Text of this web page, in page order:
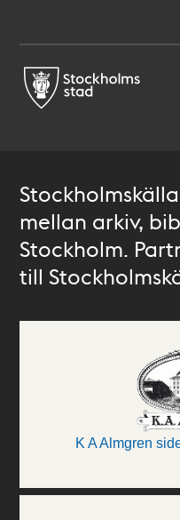
mellan arkiv,
Stockholm.
till
K A Almgren